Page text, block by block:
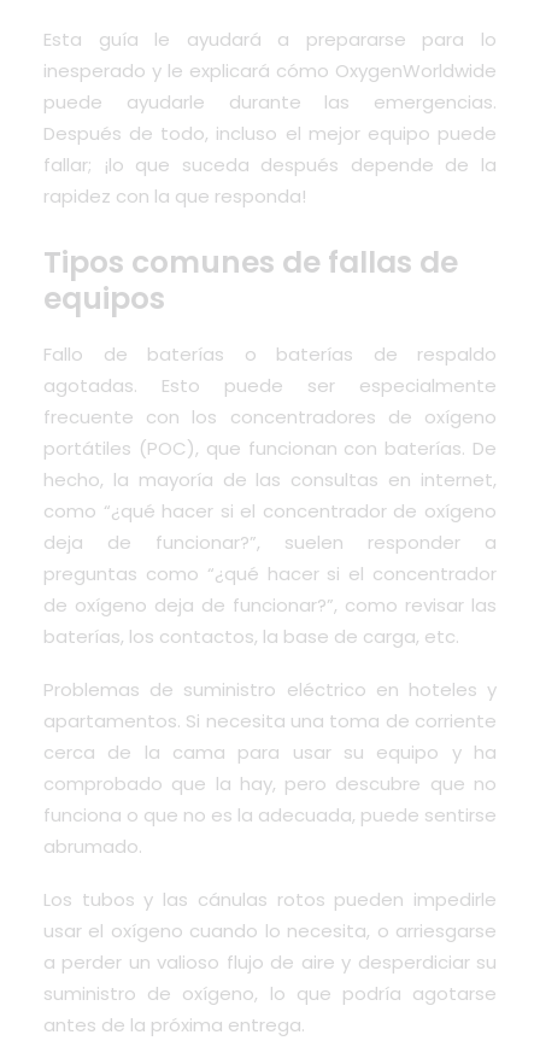
Esta guía le ayudará a prepararse para lo
inesperado y le explicará cómo OxygenWorldwide
puede ayudarle durante las emergencias.
Después de todo, incluso el mejor equipo puede
fallar; ¡lo que suceda después depende de la
rapidez con la que responda!
Tipos comunes de fallas de
equipos
Fallo de baterías o baterías de respaldo
agotadas. Esto puede ser especialmente
frecuente con los concentradores de oxígeno
portátiles (POC), que funcionan con baterías. De
hecho, la mayoría de las consultas en internet,
como “¿qué hacer si el concentrador de oxígeno
deja de funcionar?”, suelen responder a
preguntas como “¿qué hacer si el concentrador
de oxígeno deja de funcionar?”, como revisar las
baterías, los contactos, la base de carga, etc.
Problemas de suministro eléctrico en hoteles y
apartamentos. Si necesita una toma de corriente
cerca de la cama para usar su equipo y ha
comprobado que la hay, pero descubre que no
funciona o que no es la adecuada, puede sentirse
abrumado.
Los tubos y las cánulas rotos pueden impedirle
usar el oxígeno cuando lo necesita, o arriesgarse
a perder un valioso flujo de aire y desperdiciar su
suministro de oxígeno, lo que podría agotarse
antes de la próxima entrega.